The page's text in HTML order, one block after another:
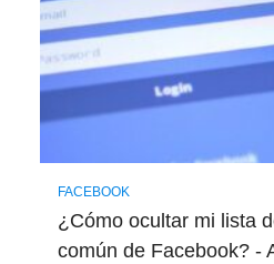
FACEBOOK
¿Cómo ocultar mi lista
común de Facebook? -